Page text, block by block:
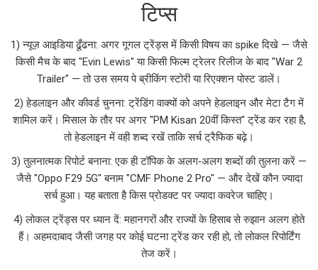
टिप्स
1) न्यूज़ आइडिया ढूँढना: अगर गूगल ट्रेंड्स में किसी विषय का spike दिखे — जैसे
किसी मैच के बाद "Evin Lewis" या किसी फिल्म ट्रेलर रिलीज के बाद "War 2
Trailer" — तो उस समय पे ब्रीकिंग स्टोरी या रिएक्शन पोस्ट डालें।
2) हेडलाइन और कीवर्ड चुनना: ट्रेंडिंग वाक्यों को अपने हेडलाइन और मेटा टैग में
शामिल करें। मिसाल के तौर पर अगर "PM Kisan 20वीं किस्त" ट्रेंड कर रहा है,
तो हेडलाइन में वही शब्द रखें ताकि सर्च ट्रैफिक बढ़े।
3) तुलनात्मक रिपोर्ट बनाना: एक ही टॉपिक के अलग‑अलग शब्दों की तुलना करें —
जैसे "Oppo F29 5G" बनाम "CMF Phone 2 Pro" — और देखें कौन ज्यादा
सर्च हुआ। यह बताता है किस प्रोडक्ट पर ज्यादा कवरेज चाहिए।
4) लोकल ट्रेंड्स पर ध्यान दें: महानगरों और राज्यों के हिसाब से रुझान अलग होते
हैं। अहमदाबाद जैसी जगह पर कोई घटना ट्रेंड कर रही हो, तो लोकल रिपोर्टिंग
तेज करें।